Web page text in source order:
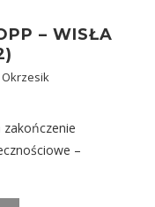
– WISŁA
zakończenie
–